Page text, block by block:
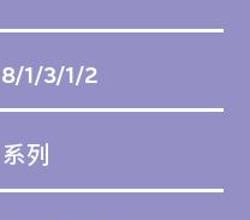
1/3/1/2
列